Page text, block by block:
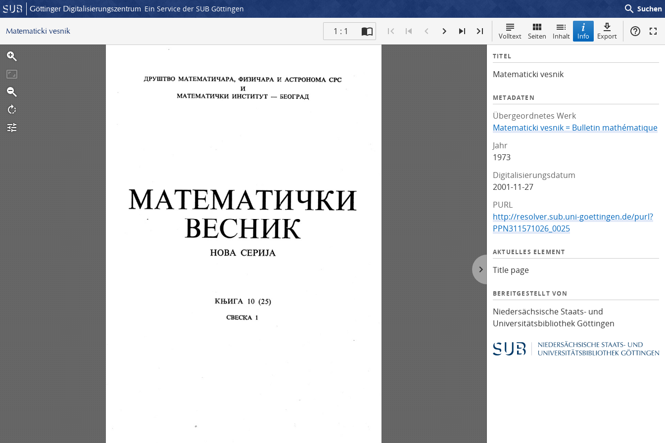
Göttinger Digitalisierungszentrum Ein Service der SUB Göttingen search Suchen
Matematicki vesnik 1 : 1 Volltext Seiten Inhalt Info Export
I
f
TITEL
Matematicki vesnik
METADATEN
Übergeordnetes Werk
Matematicki vesnik = Bulletin mathématique
Jahr
1973
Digitalisierungsdatum
2001-11-27
PURL
http://resolver.sub.uni-goettingen.de/purl?
PPN311571026_0025
AKTUELLES ELEMENT
Title page
BEREITGESTELLT VON
Niedersächsische Staats- und
Universitätsbibliothek Göttingen